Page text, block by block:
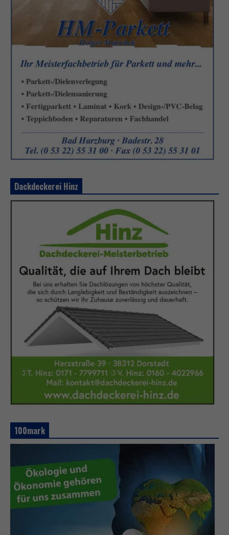
Dackdeckerei Hinz
100mark